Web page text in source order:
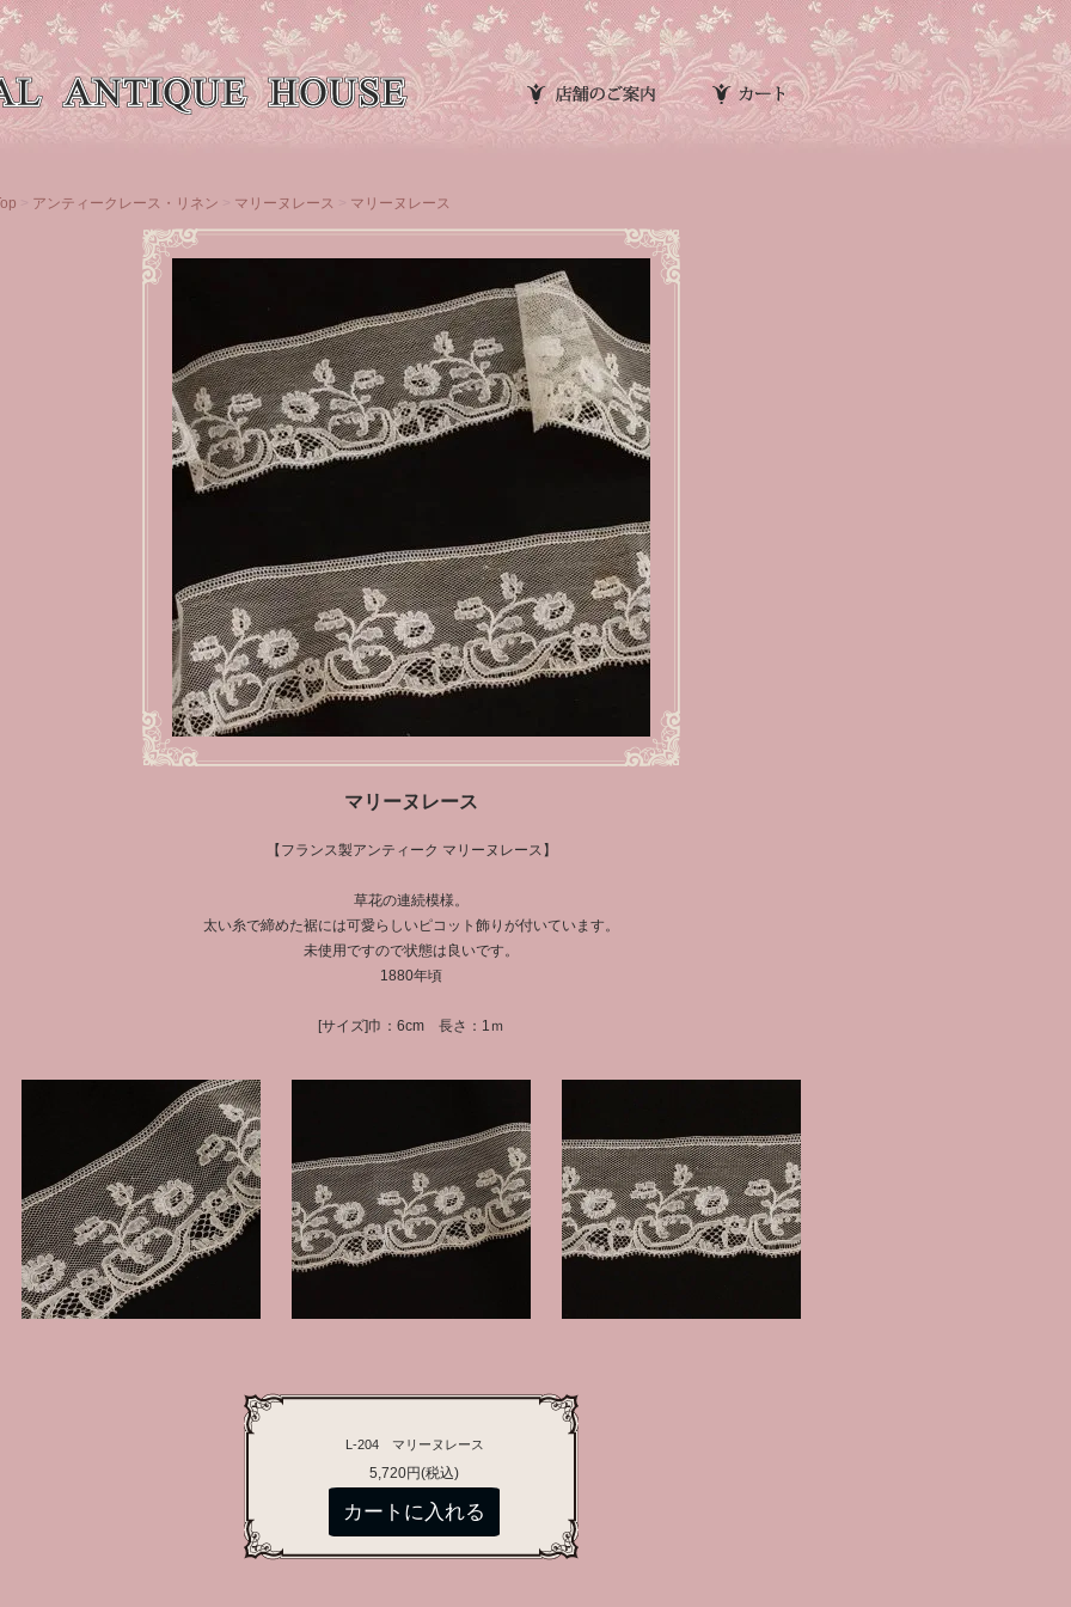
アンティークレース・リネン マリーヌレース マリーヌレース
マリーヌレース
【フランス製アンティーク マリーヌレース】
草花の連続模様。
太い糸で締めた裾には可愛らしいピコット飾りが付いています。
未使用ですので状態は良いです。
1880年頃
[サイズ]巾：6cm 長さ：1ｍ
L-204 マリーヌレース
5,720円(税込)